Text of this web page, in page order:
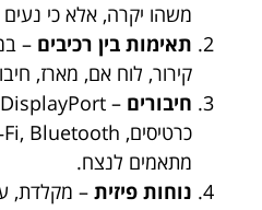
משהו יקרה, אלא כי
תאימות בין רכיבים –
קירור, לוח אם, מארז,
חיבורים
מתאמים לנצח.
נוחות פיזית – מקלדת,